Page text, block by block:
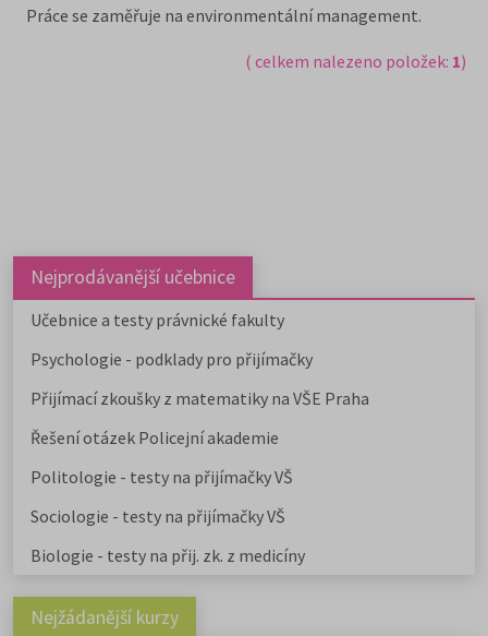
Práce se zaměřuje na environmentální management.
( celkem nalezeno položek: 1)
Nejprodávanější učebnice
Učebnice a testy právnické fakulty
Psychologie - podklady pro přijímačky
Přijímací zkoušky z matematiky na VŠE Praha
Řešení otázek Policejní akademie
Politologie - testy na přijímačky VŠ
Sociologie - testy na přijímačky VŠ
Biologie - testy na přij. zk. z medicíny
Nejžádanější kurzy